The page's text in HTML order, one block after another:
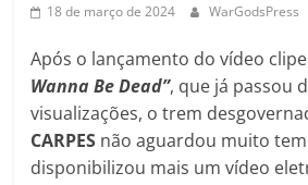
18 de março de 2024 WarGodsPress
Após o lançamento do vídeo
Wanna Be Dead”, que já passou
visualizações, o trem
CARPES não aguardou muito
disponibilizou mais um vídeo